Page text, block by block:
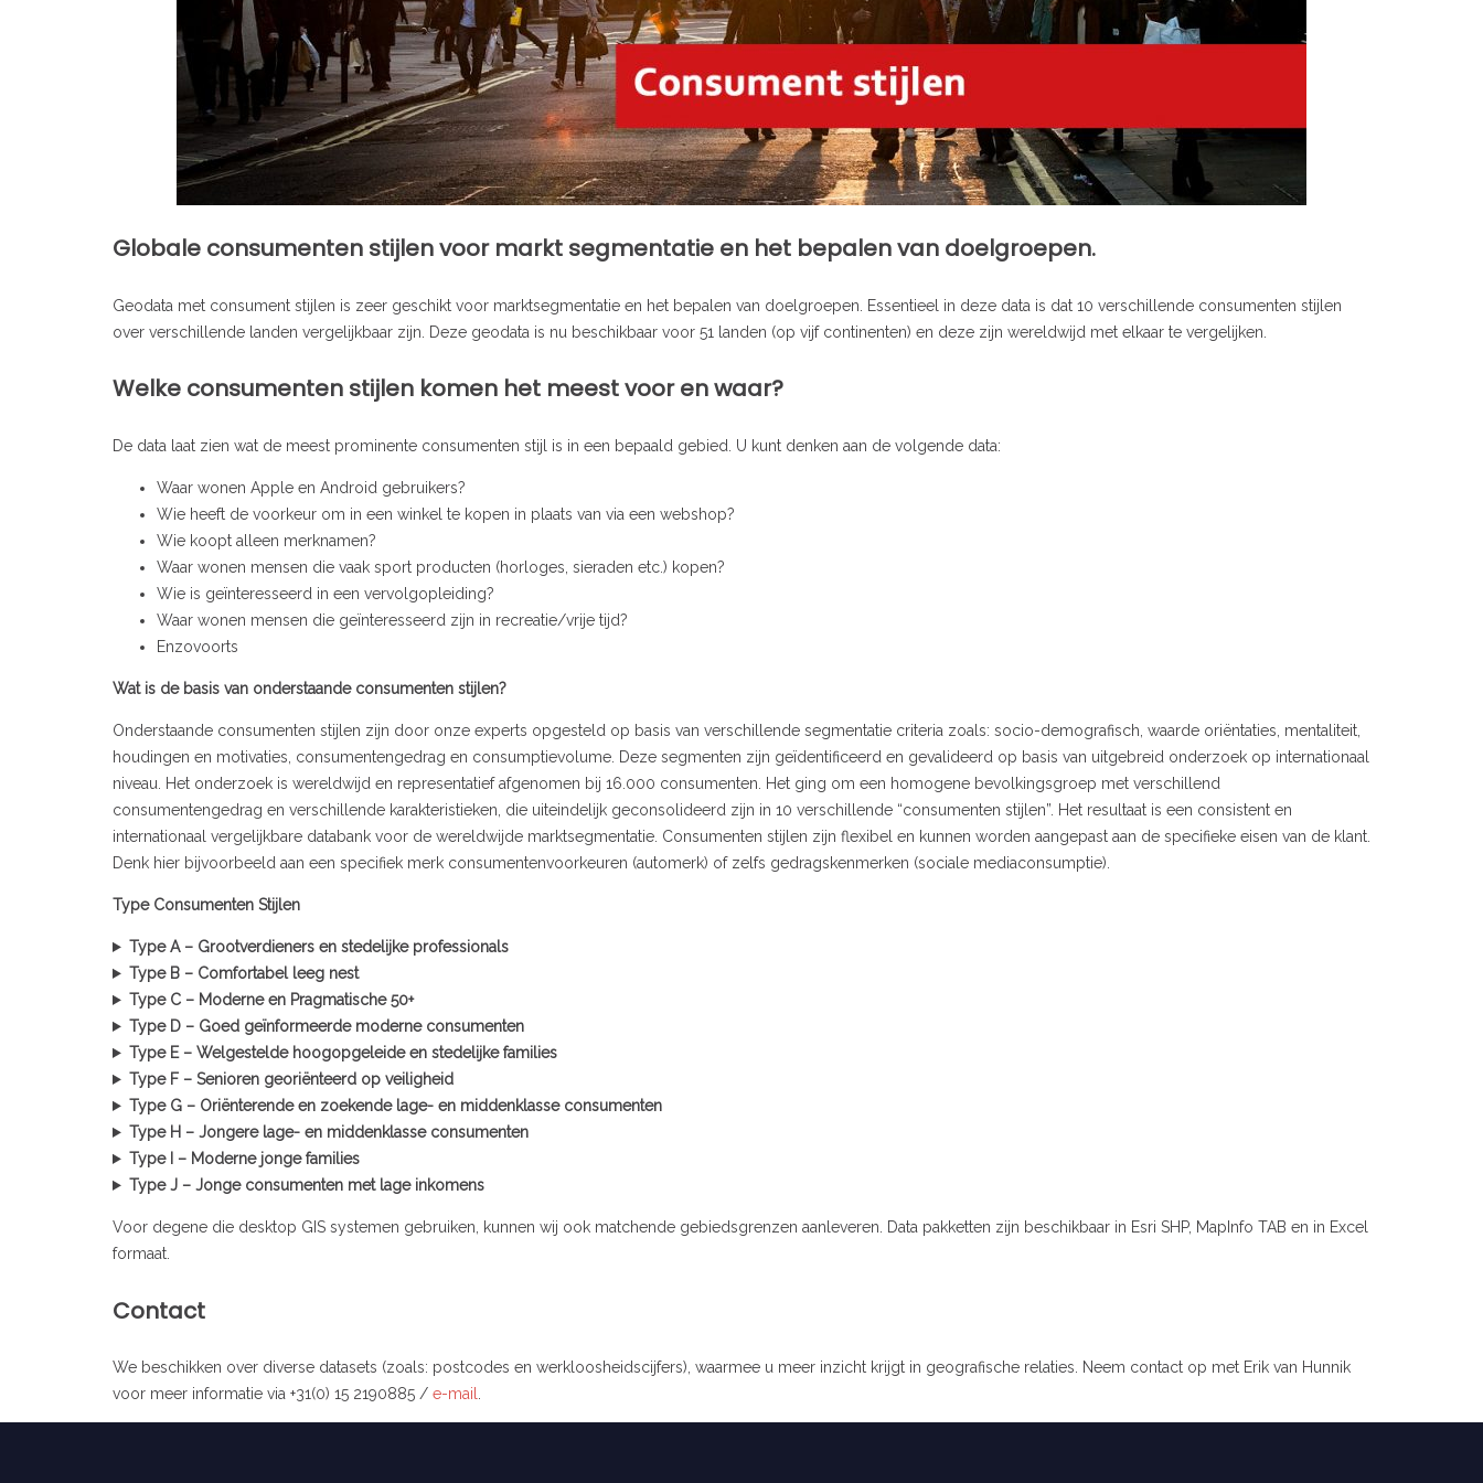
Globale consumenten stijlen voor markt segmentatie en het bepalen van doelgroepen.
Geodata met consument stijlen is zeer geschikt voor marktsegmentatie en het bepalen van doelgroepen. Essentieel in deze data is dat 10 verschillende consumenten stijlen
over verschillende landen vergelijkbaar zijn. Deze geodata is nu beschikbaar voor 51 landen (op vijf continenten) en deze zijn wereldwijd met elkaar te vergelijken.
Welke consumenten stijlen komen het meest voor en waar?
De data laat zien wat de meest prominente consumenten stijl is in een bepaald gebied. U kunt denken aan de volgende data:
Waar wonen Apple en Android gebruikers?
Wie heeft de voorkeur om in een winkel te kopen in plaats van via een webshop?
Wie koopt alleen merknamen?
Waar wonen mensen die vaak sport producten (horloges, sieraden etc.) kopen?
Wie is geïnteresseerd in een vervolgopleiding?
Waar wonen mensen die geïnteresseerd zijn in recreatie/vrije tijd?
Enzovoorts
Wat is de basis van onderstaande consumenten stijlen?
Onderstaande consumenten stijlen zijn door onze experts opgesteld op basis van verschillende segmentatie criteria zoals: socio-demografisch, waarde oriëntaties, mentaliteit,
houdingen en motivaties, consumentengedrag en consumptievolume. Deze segmenten zijn geïdentificeerd en gevalideerd op basis van uitgebreid onderzoek op internationaal
niveau. Het onderzoek is wereldwijd en representatief afgenomen bij 16.000 consumenten. Het ging om een homogene bevolkingsgroep met verschillend
consumentengedrag en verschillende karakteristieken, die uiteindelijk geconsolideerd zijn in 10 verschillende “consumenten stijlen”. Het resultaat is een consistent en
internationaal vergelijkbare databank voor de wereldwijde marktsegmentatie. Consumenten stijlen zijn flexibel en kunnen worden aangepast aan de specifieke eisen van de klant.
Denk hier bijvoorbeeld aan een specifiek merk consumentenvoorkeuren (automerk) of zelfs gedragskenmerken (sociale mediaconsumptie).
Type Consumenten Stijlen
Type A – Grootverdieners en stedelijke professionals
Type B – Comfortabel leeg nest
Type C – Moderne en Pragmatische 50+
Type D – Goed geïnformeerde moderne consumenten
Type E – Welgestelde hoogopgeleide en stedelijke families
Type F – Senioren georiënteerd op veiligheid
Type G – Oriënterende en zoekende lage- en middenklasse consumenten
Type H – Jongere lage- en middenklasse consumenten
Type I – Moderne jonge families
Type J – Jonge consumenten met lage inkomens
Voor degene die desktop GIS systemen gebruiken, kunnen wij ook matchende gebiedsgrenzen aanleveren. Data pakketten zijn beschikbaar in Esri SHP, MapInfo TAB en in Excel
formaat.
Contact
We beschikken over diverse datasets (zoals: postcodes en werkloosheidscijfers), waarmee u meer inzicht krijgt in geografische relaties. Neem contact op met Erik van Hunnik
voor meer informatie via +31(0) 15 2190885 / e-mail